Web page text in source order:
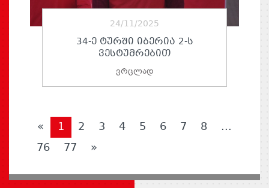
24/11/2025
34-Ე ᲢᲣᲠᲨᲘ ᲘᲑᲔᲠᲘᲐ 2-Ს
ᲕᲔᲡᲢᲣᲛᲠᲔᲑᲘᲗ
ვრცლად
« 1 2 3 4 5 6 7 8
...
76
77 »